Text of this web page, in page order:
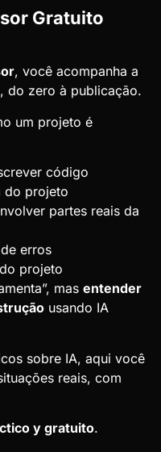
Gratuito
, você acompanha a
do zero à publicação.
um projeto é
código
do projeto
partes reais da
erros
projeto
mas entender
usando IA
sobre IA, aqui você
reais, com
y gratuito.